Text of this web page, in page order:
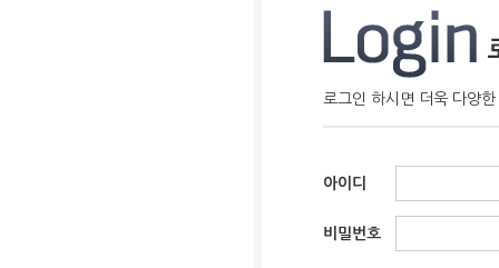
로그인 하시면 더욱 다양
아이디
비밀번호